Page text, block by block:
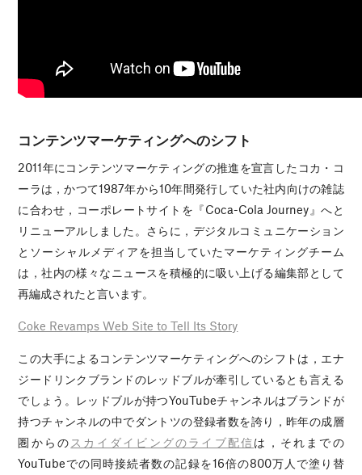
コンテンツマーケティングへのシフト
2011年にコンテンツマーケティングの推進を宣言したコカ・コ
ーラは，かつて1987年から10年間発行していた社内向けの雑誌
に合わせ，コーポレートサイトを『Coca-Cola Journey』へと
リニューアルしました。さらに，デジタルコミュニケーション
とソーシャルメディアを担当していたマーケティングチーム
は，社内の様々なニュースを積極的に吸い上げる編集部として
再編成されたと言います。
Coke Revamps Web Site to Tell Its Story
この大手によるコンテンツマーケティングへのシフトは，エナ
ジードリンクブランドのレッドブルが牽引しているとも言える
でしょう。レッドブルが持つYouTubeチャンネルはブランドが
持つチャンネルの中でダントツの登録者数を誇り，昨年の成層
圏からの スカイダイビングのライブ配信は，それまでの
YouTubeでの同時接続者数の記録を16倍の800万人で塗り替